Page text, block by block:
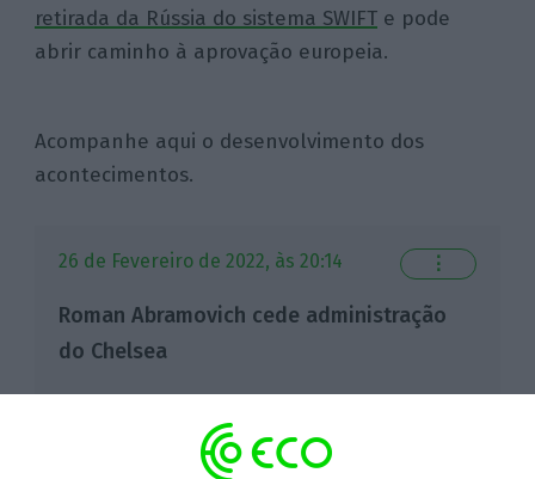
retirada da Rússia do sistema SWIFT e pode
abrir caminho à aprovação europeia.
Acompanhe aqui o desenvolvimento dos
acontecimentos.
26 de Fevereiro de 2022, às 20:14 ⋮
Roman Abramovich cede administração
do Chelsea
O bilionário russo anunciou este sábado,
comunicado emitido no site oficial do